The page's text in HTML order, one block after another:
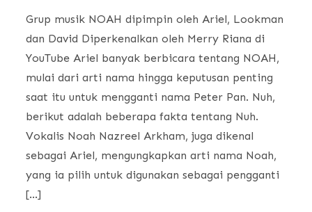
Grup musik NOAH dipimpin oleh Ariel, Lookman
dan David Diperkenalkan oleh Merry Riana di
YouTube Ariel banyak berbicara tentang NOAH,
mulai dari arti nama hingga keputusan penting
saat itu untuk mengganti nama Peter Pan. Nuh,
berikut adalah beberapa fakta tentang Nuh.
Vokalis Noah Nazreel Arkham, juga dikenal
sebagai Ariel, mengungkapkan arti nama Noah,
yang ia pilih untuk digunakan sebagai pengganti
[…]